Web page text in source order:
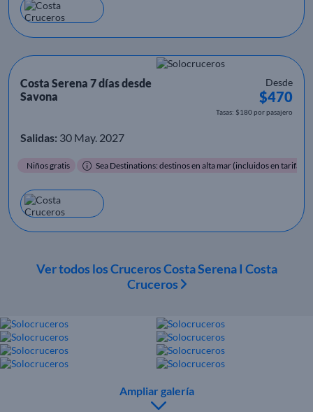
Costa Serena 7 días desde
Savona
Desde
$470
Tasas: $180 por pasajero
Salidas: 30 May. 2027
Niños gratis Sea Destinations: destinos en alta mar (incluidos en tarifa)
Ver todos los Cruceros Costa Serena I Costa
Cruceros
Ampliar galería